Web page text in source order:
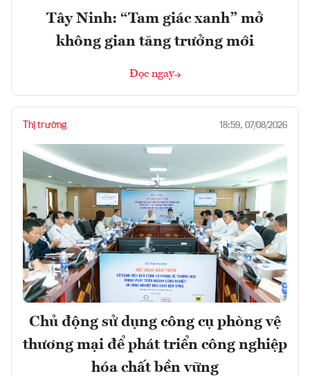
Tây Ninh: “Tam giác xanh” mở
không gian tăng trưởng mới
Đọc ngay
Thị trường 18:59, 07/08/2026
Chủ động sử dụng công cụ phòng vệ
thương mại để phát triển công nghiệp
hóa chất bền vững